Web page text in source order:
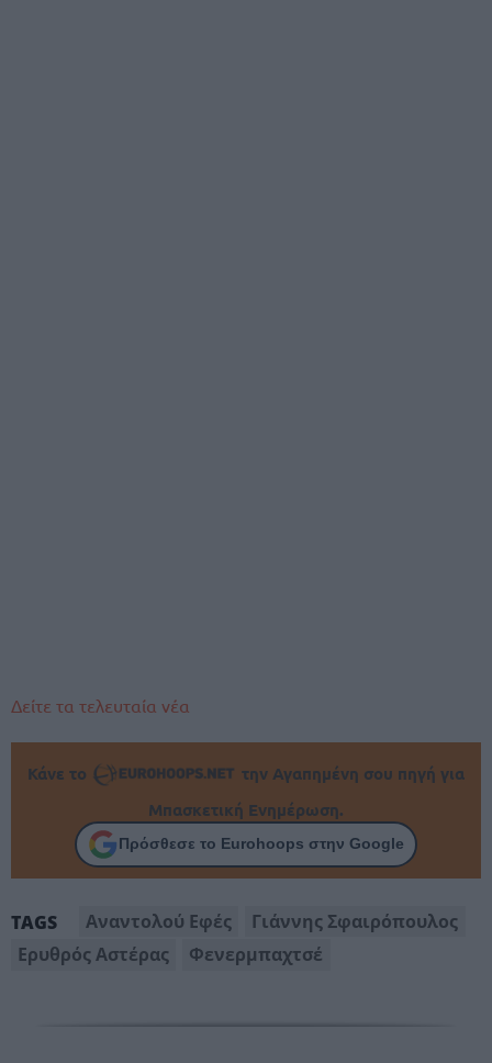
Δείτε τα τελευταία νέα
Κάνε το
την Αγαπημένη σου πηγή για
Μπασκετική Ενημέρωση.
Πρόσθεσε το Eurohoops στην Google
TAGS Αναντολού Εφές
Γιάννης Σφαιρόπουλος
Ερυθρός Αστέρας
Φενερμπαχτσέ